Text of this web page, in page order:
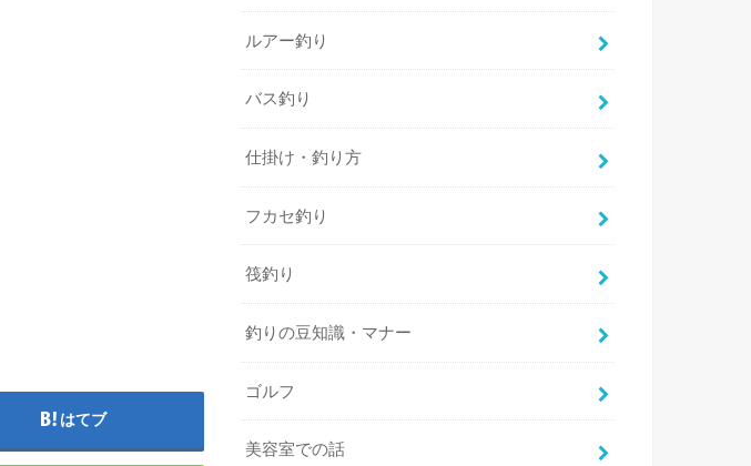
はてブ
ルアー釣り
バス釣り
仕掛け・釣り方
フカセ釣り
筏釣り
釣りの豆知識・マナー
ゴルフ
美容室での話